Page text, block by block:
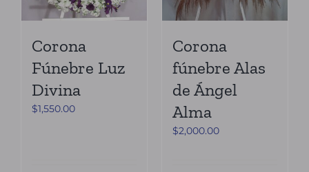
Corona
Fúnebre Luz
Divina
$1,550.00
Corona
fúnebre Alas
de Ángel
Alma
$2,000.00